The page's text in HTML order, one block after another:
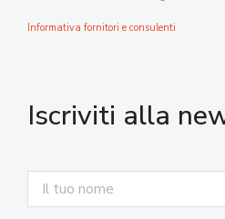
Informativa fornitori e consulenti
Iscriviti alla